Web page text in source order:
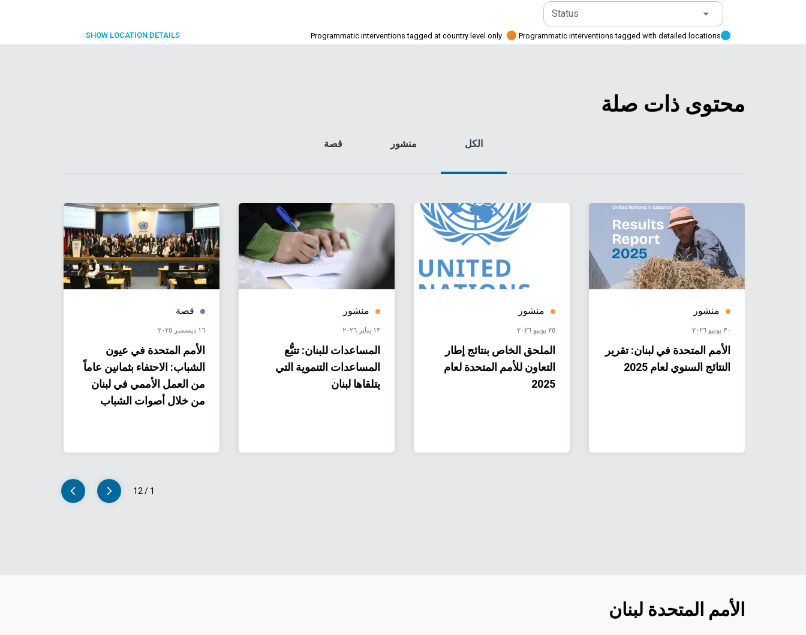
Status
Programmatic interventions tagged with detailed locations
Programmatic interventions tagged at country level only
SHOW LOCATION DETAILS
محتوى ذات صلة
الكل منشور قصة
منشور
٣٠ يونيو ٢٠٢٦
الأمم المتحدة في لبنان: تقرير
النتائج السنوي لعام 2025
منشور
٢٥ يونيو ٢٠٢٦
الملحق الخاص بنتائج إطار
التعاون للأمم المتحدة لعام
2025
منشور
١٣ يناير ٢٠٢٦
المساعدات للبنان: تتبُّع
المساعدات التنموية التي
يتلقاها لبنان
قصة
١٦ ديسمبر ٢٠٢٥
الأمم المتحدة في عيون
الشباب: الاحتفاء بثمانين عاماً
من العمل الأممي في لبنان
من خلال أصوات الشباب
1
/
12
الأمم المتحدة لبنان